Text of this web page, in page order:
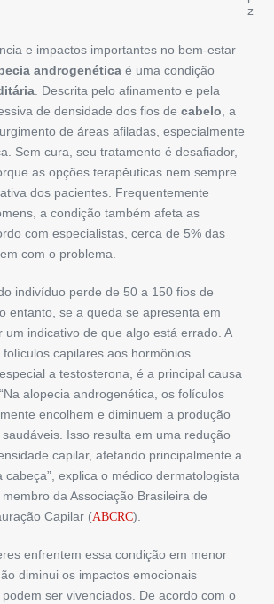
z
e impactos importantes no bem-estar
androgenética é uma condição
. Descrita pelo afinamento e pela
de densidade dos fios de cabelo, a
de áreas afiladas, especialmente
Sem cura, seu tratamento é desafiador,
as opções terapêuticas nem sempre
dos pacientes. Frequentemente
a condição também afeta as
com especialistas, cerca de 5% das
com o problema.
indivíduo perde de 50 a 150 fios de
entanto, se a queda se apresenta em
um indicativo de que algo está errado. A
capilares aos hormônios
a testosterona, é a principal causa
alopecia androgenética, os folículos
encolhem e diminuem a produção
Isso resulta em uma redução
capilar, afetando principalmente a
cabeça”, explica o médico dermatologista
da Associação Brasileira de
Capilar (ABCRC).
enfrentem essa condição em menor
diminui os impactos emocionais
ser vivenciados. De acordo com o